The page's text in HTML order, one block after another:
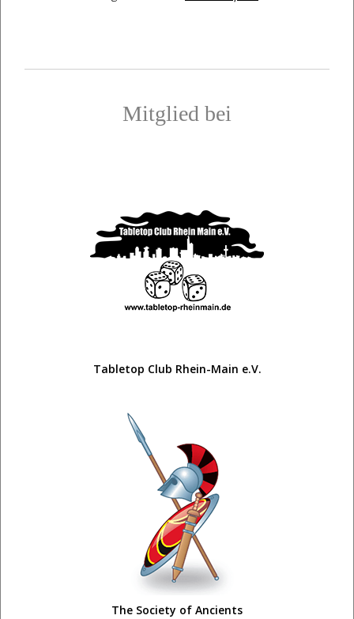
Mitglied bei
Tabletop Club Rhein-Main e.V.
The Society of Ancients